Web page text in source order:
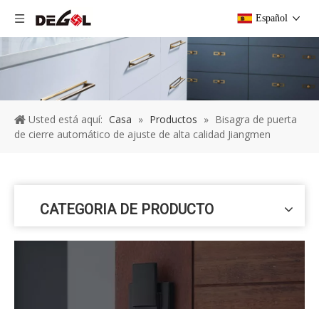
Español
Usted está aquí: Casa » Productos » Bisagra de puerta
de cierre automático de ajuste de alta calidad Jiangmen
CATEGORIA DE PRODUCTO